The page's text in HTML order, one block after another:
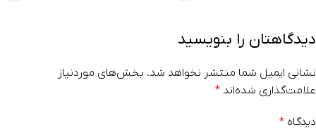
دیدگاهتان را بنویسید
نشانی ایمیل شما منتشر نخواهد شد. بخش‌های موردنیاز
علامت‌گذاری شده‌اند *
دیدگاه *